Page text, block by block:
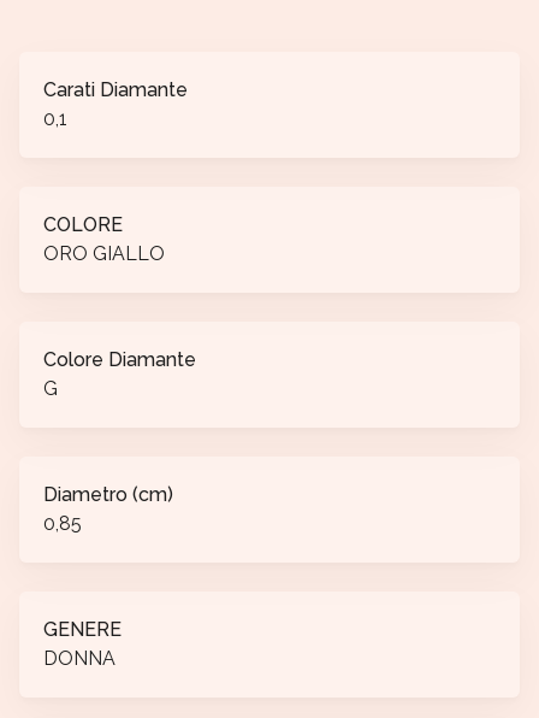
Carati Diamante
0,1
COLORE
ORO GIALLO
Colore Diamante
G
Diametro (cm)
0,85
GENERE
DONNA